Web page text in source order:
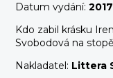
Datum vydání:2017
Kdo zabil krásku
Svobodová na
Nakladatel: Littera